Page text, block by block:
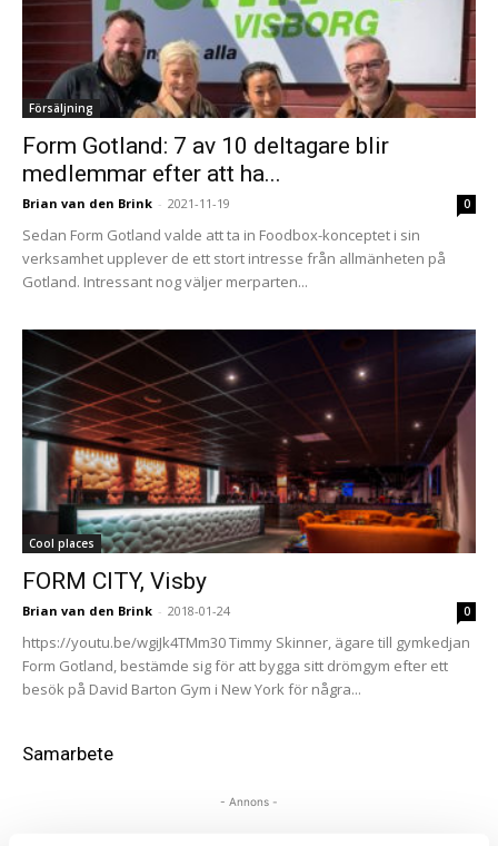
Försäljning
Form Gotland: 7 av 10 deltagare blir
medlemmar efter att ha...
Brian van den Brink - 2021-11-19 0
Sedan Form Gotland valde att ta in Foodbox-konceptet i sin
verksamhet upplever de ett stort intresse från allmänheten på
Gotland. Intressant nog väljer merparten...
Cool places
FORM CITY, Visby
Brian van den Brink - 2018-01-24 0
https://youtu.be/wgiJk4TMm30 Timmy Skinner, ägare till gymkedjan
Form Gotland, bestämde sig för att bygga sitt drömgym efter ett
besök på David Barton Gym i New York för några...
Samarbete
- Annons -